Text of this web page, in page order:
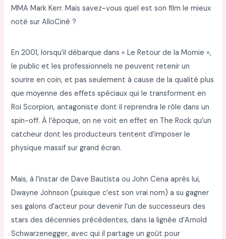
MMA Mark Kerr. Mais savez-vous quel est son film le mieux
noté sur AlloCiné ?
En 2001, lorsqu’il débarque dans « Le Retour de la Momie »,
le public et les professionnels ne peuvent retenir un
sourire en coin, et pas seulement à cause de la qualité plus
que moyenne des effets spéciaux qui le transforment en
Roi Scorpion, antagoniste dont il reprendra le rôle dans un
spin-off. À l’époque, on ne voit en effet en The Rock qu’un
catcheur dont les producteurs tentent d’imposer le
physique massif sur grand écran.
Mais, à l’instar de Dave Bautista ou John Cena après lui,
Dwayne Johnson (puisque c’est son vrai nom) a su gagner
ses galons d’acteur pour devenir l’un de successeurs des
stars des décennies précédentes, dans la lignée d’Arnold
Schwarzenegger, avec qui il partage un goût pour